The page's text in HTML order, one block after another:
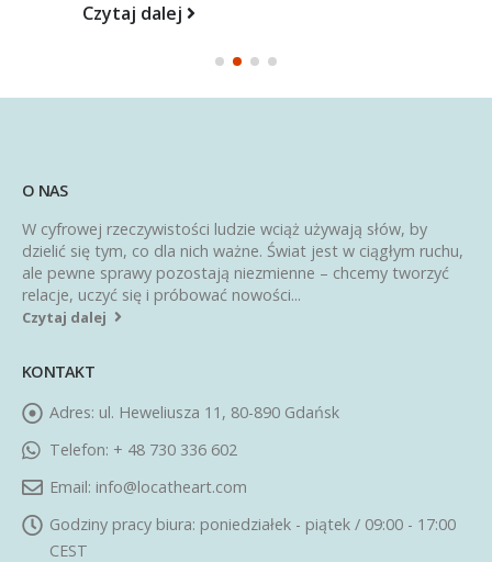
Czytaj dalej
O NAS
W cyfrowej rzeczywistości ludzie wciąż używają słów, by
dzielić się tym, co dla nich ważne. Świat jest w ciągłym ruchu,
ale pewne sprawy pozostają niezmienne – chcemy tworzyć
relacje, uczyć się i próbować nowości...
Czytaj dalej
KONTAKT
Adres: ul. Heweliusza 11, 80-890 Gdańsk
Telefon: + 48 730 336 602
Email: info@locatheart.com
Godziny pracy biura: poniedziałek - piątek / 09:00 - 17:00
CEST